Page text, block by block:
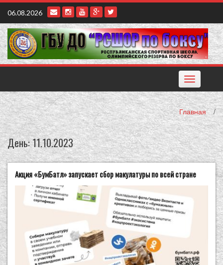
Наверх
06.08.2026
Toggle
navigation
Главная /
День:11.10.2023
Акция «БумБатл» запускает сбор макулатуры по всей стране